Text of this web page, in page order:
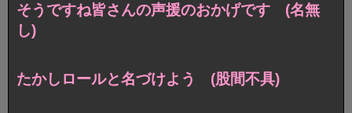
そうですね皆さんの声援のおかげです (名無
し)
たかしロールと名づけよう (股間不具)